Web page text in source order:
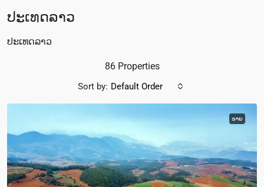
ປະເທດລາວ
ປະເທດລາວ
86 Properties
Sort by: Default Order
ຂາຍ